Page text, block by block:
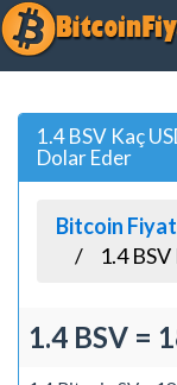
1.4 BSV Kaç
Dolar Eder
Bitcoin
1.4
1.4 BSV =